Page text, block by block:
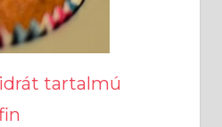
tartalmú